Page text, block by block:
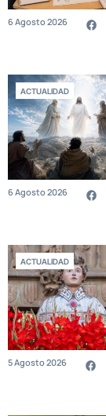
6 Agosto 2026
ACTUALIDAD
6 Agosto 2026
ACTUALIDAD
5 Agosto 2026